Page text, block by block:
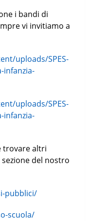
i bandi di
vi invitiamo a
uploads/SPES-
infanzia-
uploads/SPES-
infanzia-
trovare altri
del nostro
pubblici/
scuola/